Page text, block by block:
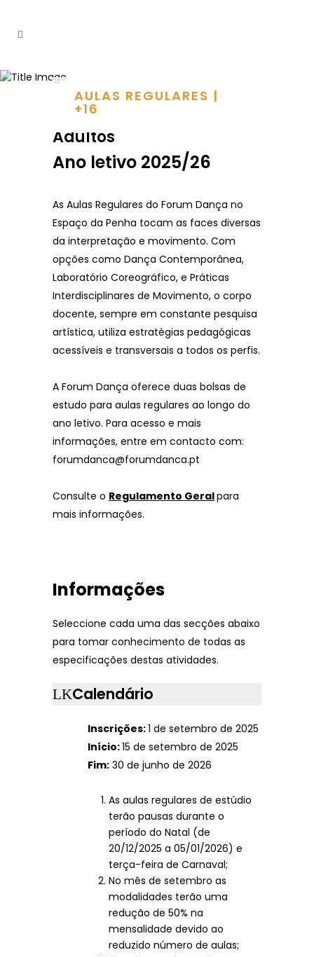
AULAS REGULARES |
+16
Adultos
Ano letivo 2025/26
As Aulas Regulares do Forum Dança no
Espaço da Penha tocam as faces diversas
da interpretação e movimento. Com
opções como Dança Contemporânea,
Laboratório Coreográfico, e Práticas
Interdisciplinares de Movimento, o corpo
docente, sempre em constante pesquisa
artística, utiliza estratégias pedagógicas
acessíveis e transversais a todos os perfis.
A Forum Dança oferece duas bolsas de
estudo para aulas regulares ao longo do
ano letivo. Para acesso e mais
informações, entre em contacto com:
forumdanca@forumdanca.pt
Consulte o Regulamento Geralpara
mais informações.
Informações
Seleccione cada uma das secções abaixo
para tomar conhecimento de todas as
especificações destas atividades.
Calendário
Inscrições:1 de setembro de 2025
Início:15 de setembro de 2025
Fim: 30 de junho de 2026
As aulas regulares de estúdio
terão pausas durante o
período do Natal (de
20/12/2025 a 05/01/2026) e
terça-feira de Carnaval;
No mês de setembro as
modalidades terão uma
redução de 50% na
mensalidade devido ao
reduzido número de aulas;